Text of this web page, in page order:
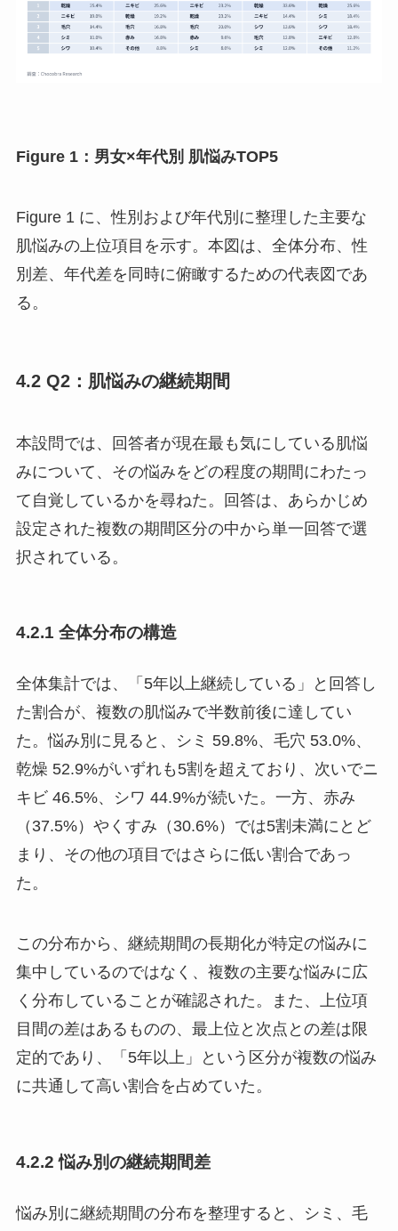
Figure 1：男女×年代別 肌悩みTOP5
Figure 1 に、性別および年代別に整理した主要な
肌悩みの上位項目を示す。本図は、全体分布、性
別差、年代差を同時に俯瞰するための代表図であ
る。
4.2 Q2：肌悩みの継続期間
本設問では、回答者が現在最も気にしている肌悩
みについて、その悩みをどの程度の期間にわたっ
て自覚しているかを尋ねた。回答は、あらかじめ
設定された複数の期間区分の中から単一回答で選
択されている。
4.2.1 全体分布の構造
全体集計では、「5年以上継続している」と回答し
た割合が、複数の肌悩みで半数前後に達してい
た。悩み別に見ると、シミ 59.8%、毛穴 53.0%、
乾燥 52.9%がいずれも5割を超えており、次いでニ
キビ 46.5%、シワ 44.9%が続いた。一方、赤み
（37.5%）やくすみ（30.6%）では5割未満にとど
まり、その他の項目ではさらに低い割合であっ
た。
この分布から、継続期間の長期化が特定の悩みに
集中しているのではなく、複数の主要な悩みに広
く分布していることが確認された。また、上位項
目間の差はあるものの、最上位と次点との差は限
定的であり、「5年以上」という区分が複数の悩み
に共通して高い割合を占めていた。
4.2.2 悩み別の継続期間差
悩み別に継続期間の分布を整理すると、シミ、毛